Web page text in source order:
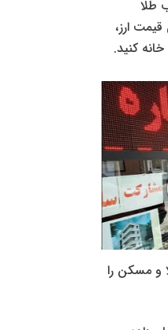
طلا
ارز،
کنید.
و مسکن را